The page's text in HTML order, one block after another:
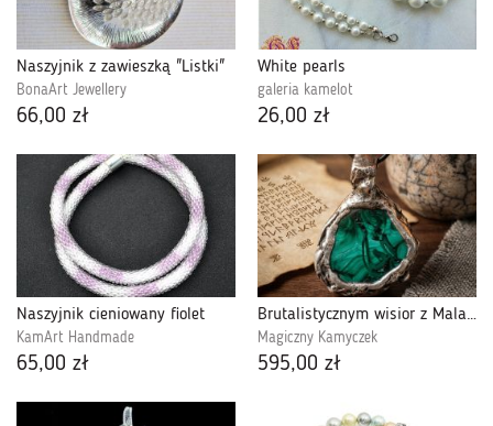
Naszyjnik z zawieszką "Listki"
BonaArt Jewellery
66,00 zł
White pearls
galeria kamelot
26,00 zł
Naszyjnik cieniowany fiolet
KamArt Handmade
65,00 zł
Brutalistycznym wisior z Malachitem
Magiczny Kamyczek
595,00 zł